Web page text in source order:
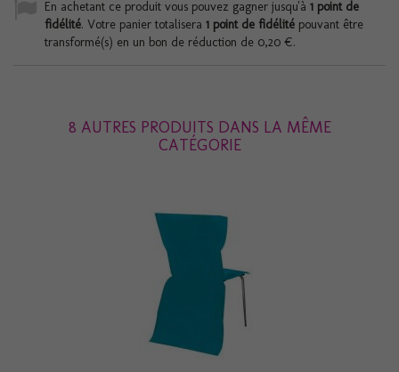
En achetant ce produit vous pouvez gagner jusqu'à 1 point de
fidélité. Votre panier totalisera 1 point de fidélité pouvant être
transformé(s) en un bon de réduction de 0,20 €.
8 AUTRES PRODUITS DANS LA MÊME
CATÉGORIE